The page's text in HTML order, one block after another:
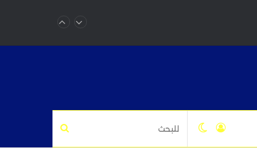
للبحث الوضعتسجيل